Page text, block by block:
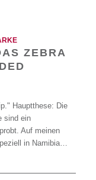
ZEBRA
Hauptthese: Die
sind ein
Auf meinen
in Namibia…